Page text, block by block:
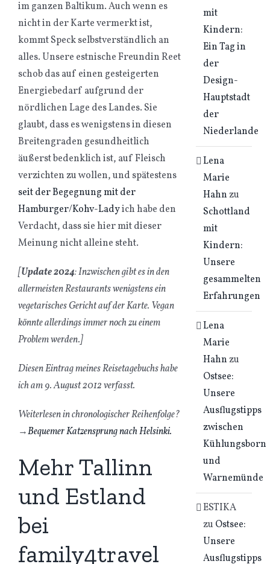
im ganzen Baltikum. Auch wenn es
nicht in der Karte vermerkt ist,
kommt Speck selbstverständlich an
alles. Unsere estnische Freundin Reet
schob das auf einen gesteigerten
Energiebedarf aufgrund der
nördlichen Lage des Landes. Sie
glaubt, dass es wenigstens in diesen
Breitengraden gesundheitlich
äußerst bedenklich ist, auf Fleisch
verzichten zu wollen, und spätestens
seit der Begegnung mit der
Hamburger/Kohv-Ladyich habe den
Verdacht, dass sie hier mit dieser
Meinung nicht alleine steht.
[Update 2024: Inzwischen gibt es in den
allermeisten Restaurants wenigstens ein
vegetarisches Gericht auf der Karte. Vegan
könnte allerdings immer noch zu einem
Problem werden.]
Diesen Eintrag meines Reisetagebuchs habe
ich am 9. August 2012 verfasst.
Weiterlesen in chronologischer Reihenfolge?
→Bequemer Katzensprung nach Helsinki.
Mehr Tallinn
und Estland
bei
family4travel
mit
Kindern:
Ein Tag in
der
Design-
Hauptstadt
der
Niederlande
Lena
Marie
Hahnzu
Schottland
mit
Kindern:
Unsere
gesammelten
Erfahrungen
Lena
Marie
Hahnzu
Ostsee:
Unsere
Ausflugstipps
zwischen
Kühlungsborn
und
Warnemünde
ESTIKA
zu Ostsee:
Unsere
Ausflugstipps